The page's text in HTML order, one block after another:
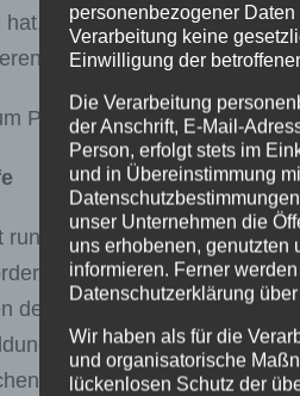
ungebundene Helfende
Dafür werden sie durch
Projekt:www.mobile-
25.000 Beschäftigten,
eine der
der Sozialwirtschaft. Die
Katastrophenschutz,
mit eingeschränkter
personenbezogener
Verarbeitung keine
Einwilligung der
Die Verarbeitung
der Anschrift, E-Mail-
Person, erfolgt stets im
und in Übereinstimmung
unser Unternehmen die
uns erhobenen, genutzten
informieren. Ferner
Datenschutzerklärung
Wir haben als für die
und organisatorische
lückenlosen Schutz der